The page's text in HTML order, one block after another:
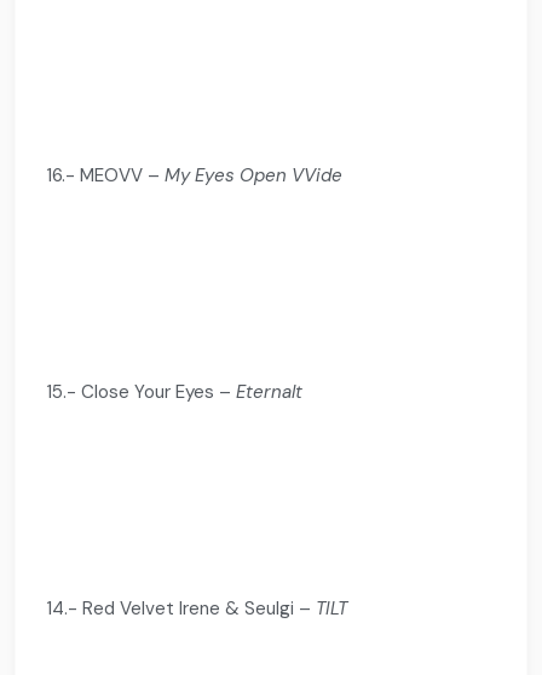
16.- MEOVV –My Eyes Open VVide
15.- Close Your Eyes –Eternalt
14.- Red Velvet Irene & Seulgi – TILT